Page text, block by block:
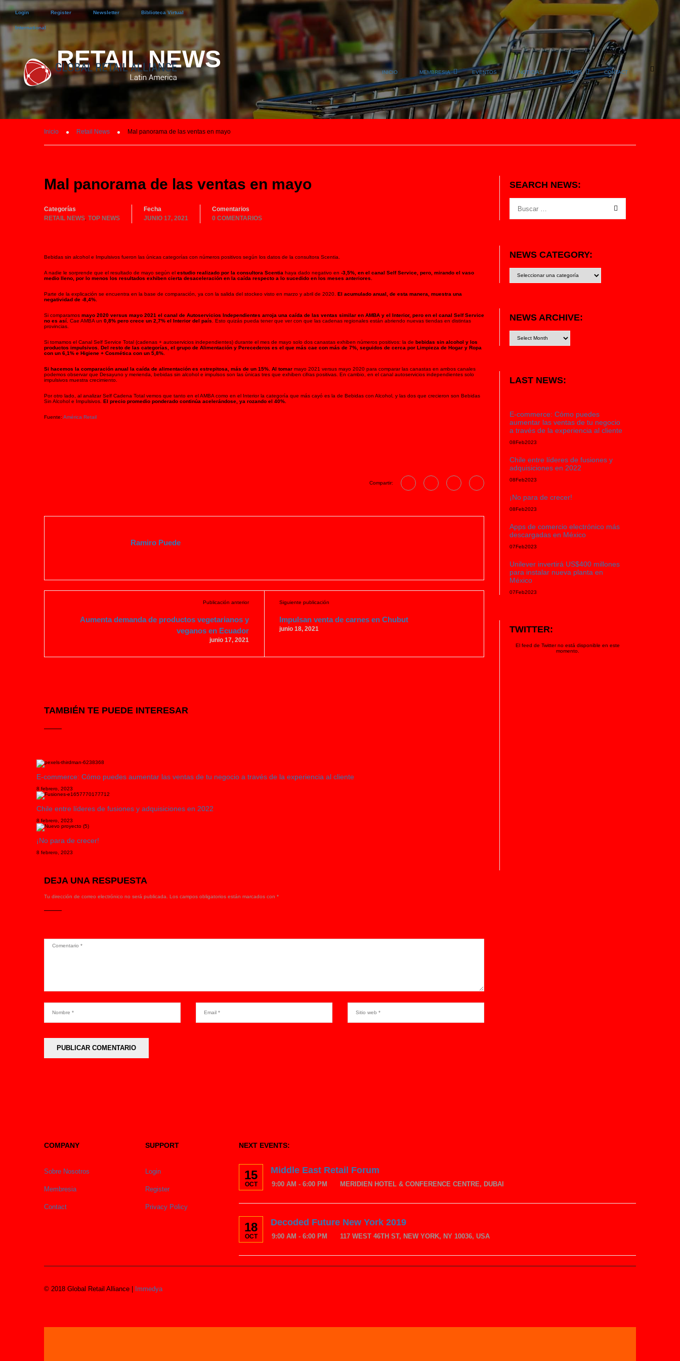
Login Register Newsletter Biblioteca Virtual
International
INICIO MEMBRESIA EVENTOS NOTICIAS TOURS CONTACT
RETAIL NEWS
Inicio Retail News Mal panorama de las ventas en mayo
Mal panorama de las ventas en mayo
Categorías
RETAIL NEWS TOP NEWS
Fecha
JUNIO 17, 2021
Comentarios
0 COMENTARIOS
Bebidas sin alcohol e Impulsivos fueron las únicas categorías con números positivos según los datos de la consultora Scentia.
A nadie le sorprende que el resultado de mayo según el estudio realizado por la consultora Scentia haya dado negativo en -3,5%, en el canal Self Service, pero, mirando el vaso
medio lleno, por lo menos los resultados exhiben cierta desaceleración en la caída respecto a lo sucedido en los meses anteriores.
Parte de la explicación se encuentra en la base de comparación, ya con la salida del stockeo visto en marzo y abril de 2020. El acumulado anual, de esta manera, muestra una
negatividad de -8,4%.
Si comparamos mayo 2020 versus mayo 2021 el canal de Autoservicios Independientes arroja una caída de las ventas similar en AMBA y el Interior, pero en el canal Self Service
no es así. Cae AMBA un 0,8% pero crece un 2,7% el Interior del país . Esto quizás pueda tener que ver con que las cadenas regionales están abriendo nuevas tiendas en distintas
provincias.
Si tomamos el Canal Self Service Total (cadenas + autoservicios independientes) durante el mes de mayo solo dos canastas exhiben números positivos: la de bebidas sin alcohol y los
productos impulsivos. Del resto de las categorías, el grupo de Alimentación y Perecederos es el que más cae con más de 7%, seguidos de cerca por Limpieza de Hogar y Ropa
con un 6,1% e Higiene + Cosmética con un 5,8%.
Si hacemos la comparación anual la caída de alimentación es estrepitosa, más de un 15%. Al tomar mayo 2021 versus mayo 2020 para comparar las canastas en ambos canales
podemos observar que Desayuno y merienda, bebidas sin alcohol e impulsos son las únicas tres que exhiben cifras positivas. En cambio, en el canal autoservicios independientes solo
impulsivos muestra crecimiento.
Por otro lado, al analizar Self Cadena Total vemos que tanto en el AMBA como en el Interior la categoría que más cayó es la de Bebidas con Alcohol, y las dos que crecieron son Bebidas
Sin Alcohol e Impulsivos. El precio promedio ponderado continúa acelerándose, ya rozando el 40%.
Fuente: América Retail
Compartir:
Ramiro Puede
Publicación anterior
Aumenta demanda de productos vegetarianos y
veganos en Ecuador
junio 17, 2021
Siguiente publicación
Impulsan venta de carnes en Chubut
junio 18, 2021
TAMBIÉN TE PUEDE INTERESAR
E-commerce: Cómo puedes aumentar las ventas de tu negocio a través de la experiencia al cliente
8 febrero, 2023
Chile entre líderes de fusiones y adquisiciones en 2022
8 febrero, 2023
¡No para de crecer!
8 febrero, 2023
DEJA UNA RESPUESTA
Tu dirección de correo electrónico no será publicada. Los campos obligatorios están marcados con *
SEARCH NEWS:
NEWS CATEGORY:
category:
NEWS ARCHIVE:
LAST NEWS:
E-commerce: Cómo puedes
aumentar las ventas de tu negocio
a través de la experiencia al cliente
08Feb2023
Chile entre líderes de fusiones y
adquisiciones en 2022
08Feb2023
¡No para de crecer!
08Feb2023
Apps de comercio electrónico más
descargadas en México
07Feb2023
Unilever invertirá US$400 millones
para instalar nueva planta en
México
07Feb2023
TWITTER:
El feed de Twitter no está disponible en este
momento.
COMPANY
Sobre Nosotros
Membresia
Contact
SUPPORT
Login
Register
Privacy Policy
NEXT EVENTS:
15
OCT
Middle East Retail Forum
9:00 AM - 6:00 PM MERIDIEN HOTEL & CONFERENCE CENTRE, DUBAI
18
OCT
Decoded Future New York 2019
9:00 AM - 6:00 PM 117 WEST 46TH ST, NEW YORK, NY 10036, USA
© 2018 Global Retail Alliance | Immedya